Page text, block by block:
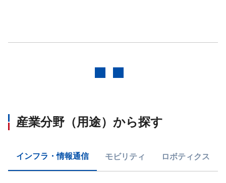
産業分野（用途）から探す
インフラ・情報通信 モビリティ ロボティクス